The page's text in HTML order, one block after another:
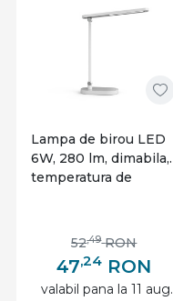
Lampa de birou LED
6W, 280 lm, dimabila,
temperatura de
47,24 RON
52,49 RON
valabil pana la 11 aug.